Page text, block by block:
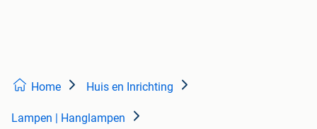
Home Huis en Inrichting
Lampen | Hanglampen